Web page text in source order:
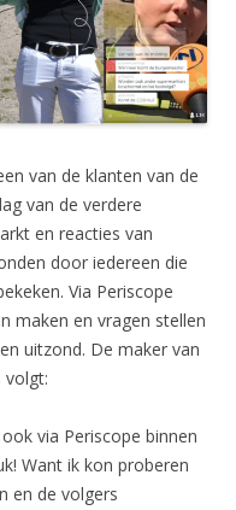
van de klanten van de
van de verdere
en reacties van
door iedereen die
Via Periscope
maken en vragen stellen
uitzond. De maker van
volgt:
via Periscope binnen
Want ik kon proberen
en de volgers